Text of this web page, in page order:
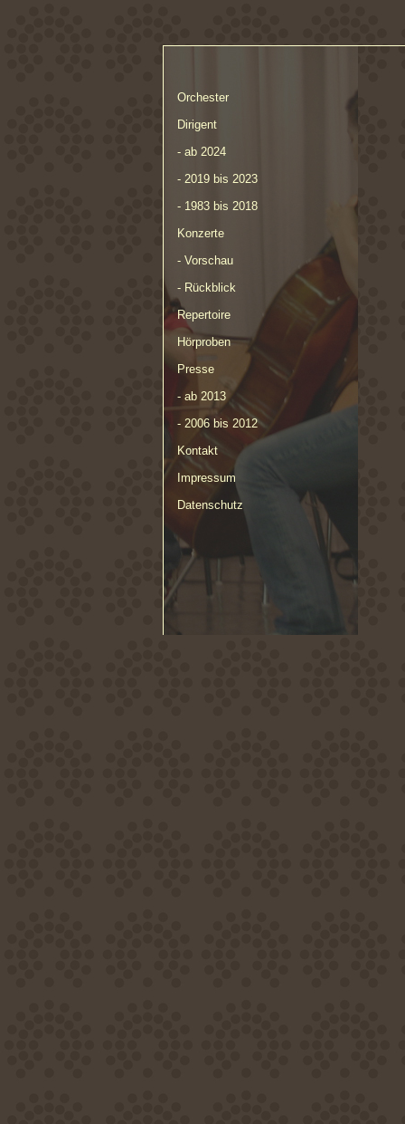
Orchester
Dirigent
- ab 2024
- 2019 bis 2023
- 1983 bis 2018
Konzerte
- Vorschau
- Rückblick
Repertoire
Hörproben
Presse
- ab 2013
- 2006 bis 2012
Kontakt
Impressum
Datenschutz